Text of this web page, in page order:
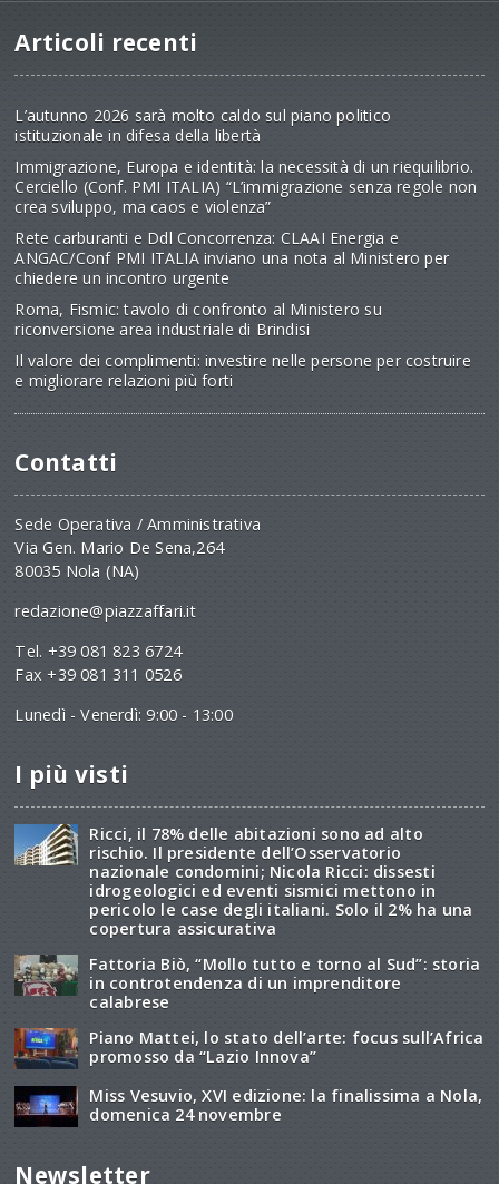
Articoli recenti
L’autunno 2026 sarà molto caldo sul piano politico
istituzionale in difesa della libertà
Immigrazione, Europa e identità: la necessità di un riequilibrio.
Cerciello (Conf. PMI ITALIA) “L’immigrazione senza regole non
crea sviluppo, ma caos e violenza”
Rete carburanti e Ddl Concorrenza: CLAAI Energia e
ANGAC/Conf PMI ITALIA inviano una nota al Ministero per
chiedere un incontro urgente
Roma, Fismic: tavolo di confronto al Ministero su
riconversione area industriale di Brindisi
Il valore dei complimenti: investire nelle persone per costruire
e migliorare relazioni più forti
Contatti
Sede Operativa / Amministrativa
Via Gen. Mario De Sena,264
80035 Nola (NA)
redazione@piazzaffari.it
Tel. +39 081 823 6724
Fax +39 081 311 0526
Lunedì - Venerdì: 9:00 - 13:00
I più visti
Ricci, il 78% delle abitazioni sono ad alto
rischio. Il presidente dell’Osservatorio
nazionale condomini; Nicola Ricci: dissesti
idrogeologici ed eventi sismici mettono in
pericolo le case degli italiani. Solo il 2% ha una
copertura assicurativa
Fattoria Biò, “Mollo tutto e torno al Sud”: storia
in controtendenza di un imprenditore
calabrese
Piano Mattei, lo stato dell’arte: focus sull’Africa
promosso da “Lazio Innova”
Miss Vesuvio, XVI edizione: la finalissima a Nola,
domenica 24 novembre
Newsletter